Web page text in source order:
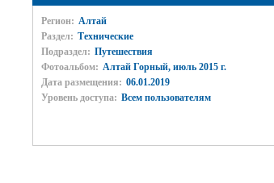
Регион: Алтай
Раздел: Технические
Подраздел: Путешествия
Фотоальбом: Алтай Горный, июль 2015 г.
Дата размещения: 06.01.2019
Уровень доступа: Всем пользователям